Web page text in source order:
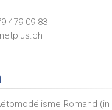
479 09 83
Romand (in